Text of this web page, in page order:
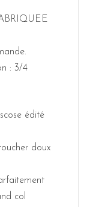
: 3/4
édité
doux
col